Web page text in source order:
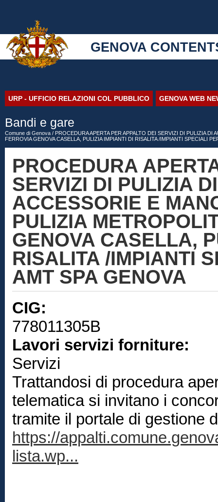
GENOVA
URP - UFFICIO RELAZIONI COL PUBBLICO GENOVA WEB
Bandi e gare
Comune di Genova / PROCEDURA APERTA PER APPALTO DEI SERVIZI DI PULIZIA
FERROVIA GENOVA CASELLA, PULIZIA IMPIANTI DI RISALITA /IMPIANTI SPECIALI
PROCEDURA
SERVIZI DI PULIZIA
ACCESSORIE E
PULIZIA
GENOVA CASELLA,
RISALITA /IMPIANTI
AMT SPA GENOVA
CIG:
778011305B
Lavori servizi forniture:
Servizi
Trattandosi di procedura
telematica si invitano i
tramite il portale di gestione
https://
lista.wp...